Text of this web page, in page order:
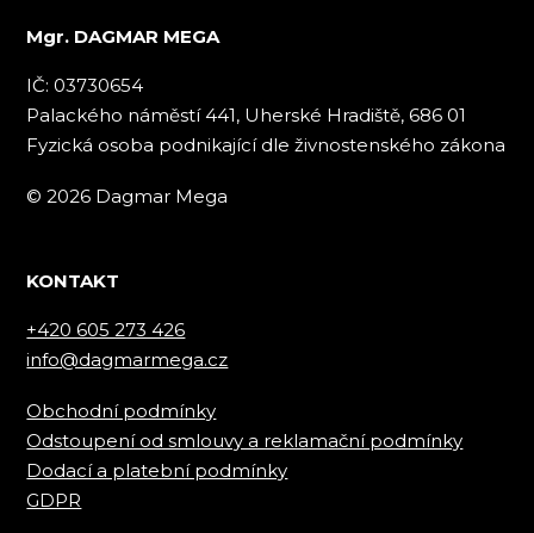
Mgr. DAGMAR MEGA
IČ: 03730654
Palackého náměstí 441, Uherské Hradiště, 686 01
Fyzická osoba podnikající dle živnostenského zákona
© 2026 Dagmar Mega
KONTAKT
+420 605 273 426
info@dagmarmega.cz
Obchodní podmínky
Odstoupení od smlouvy a reklamační podmínky
Dodací a platební podmínky
GDPR